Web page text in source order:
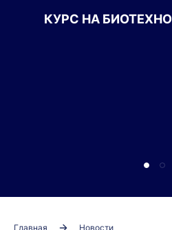
КУРС НА
Главная Новости